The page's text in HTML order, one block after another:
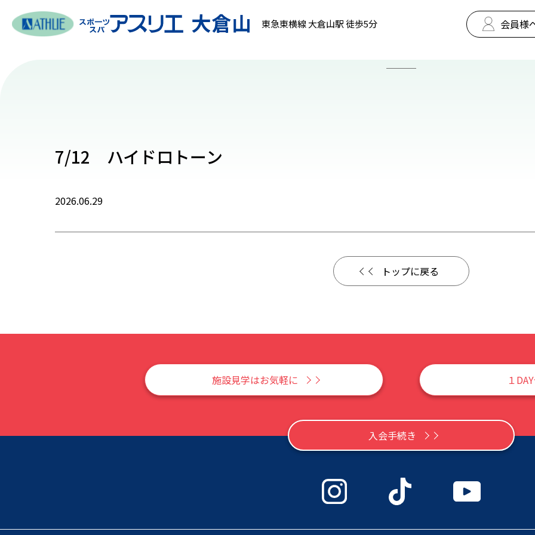
東急東横線 大倉山駅 徒歩5分 会員様
7/12 ハイドロトーン
2026.06.29
トップに戻る
施設見学はお気軽に １
入会手続き